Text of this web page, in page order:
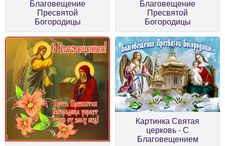
Благовещение
Пресвятой
Богородицы
Благовещение
Пресвятой
Богородицы
Картинка Святая
церковь - С
Благовещением